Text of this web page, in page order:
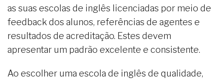
as suas escolas de inglês licenciadas por meio de
feedback dos alunos, referências de agentes e
resultados de acreditação. Estes devem
apresentar um padrão excelente e consistente.
Ao escolher uma escola de inglês de qualidade,